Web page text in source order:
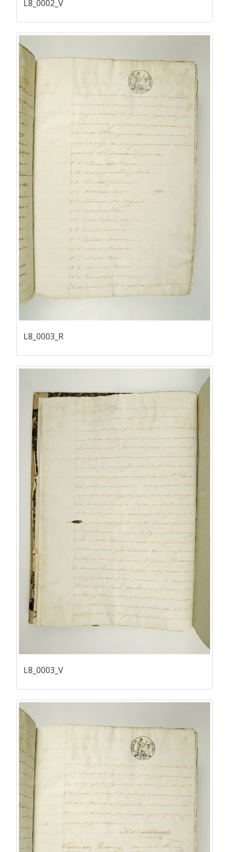
L8_0002_V
L8_0003_R
L8_0003_V